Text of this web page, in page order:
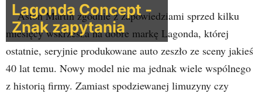
Lagonda Concept -
Znak zapytania
Aston Martin zgodnie z zapowiedziami sprzed kilku
miesięcy wskrzesza na dobre markę Lagonda, której
ostatnie, seryjnie produkowane auto zeszło ze sceny jakieś
40 lat temu. Nowy model nie ma jednak wiele wspólnego
z historią firmy. Zamiast spodziewanej limuzyny czy